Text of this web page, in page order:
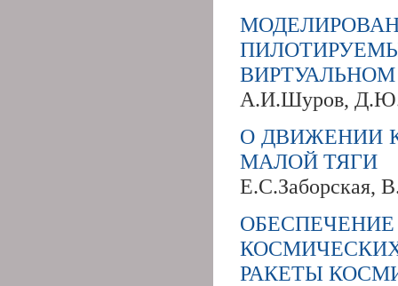
А.И.Шуров,
О ДВИЖЕНИИ
МАЛОЙ ТЯГИ
Е.С.Заборская,
РАКЕТЫ